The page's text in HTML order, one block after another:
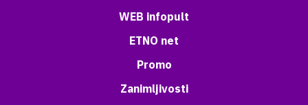
WEB infopult
ETNO net
Promo
Zanimljivosti